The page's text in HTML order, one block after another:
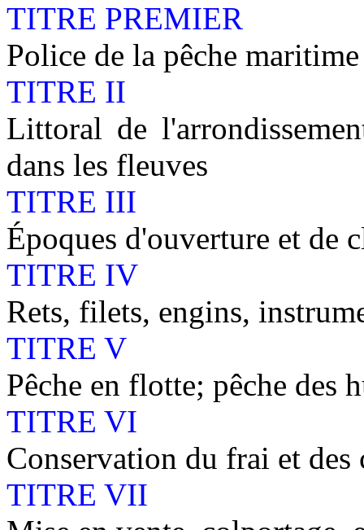
TITRE PREMIER
Police de la pêche
TITRE II
Littoral de
dans les fleuves
TITRE III
Époques d'ouverture et de
TITRE IV
Rets, filets, engins,
TITRE V
Pêche en flotte; pêche des
TITRE VI
Conservation du frai et des
TITRE VII